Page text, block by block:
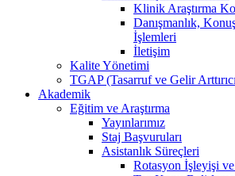
Klinik Araştırma
Danışmanlık,
İşlemleri
İletişim
Kalite Yönetimi
TGAP (Tasarruf ve Gelir
Akademik
Eğitim ve Araştırma
Yayınlarımız
Staj Başvuruları
Asistanlık Süreçleri
Rotasyon İşleyişi